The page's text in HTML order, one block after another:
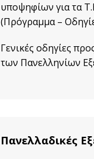
υποψηφίων για τα
(Πρόγραμμα –
Γενικές οδηγίες
των Πανελληνίων
Πανελλαδικές